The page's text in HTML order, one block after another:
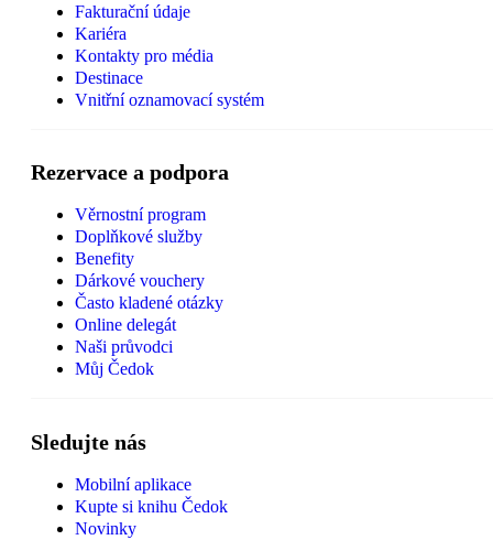
Fakturační údaje
Kariéra
Kontakty pro média
Destinace
Vnitřní oznamovací systém
Rezervace a podpora
Věrnostní program
Doplňkové služby
Benefity
Dárkové vouchery
Často kladené otázky
Online delegát
Naši průvodci
Můj Čedok
Sledujte nás
Mobilní aplikace
Kupte si knihu Čedok
Novinky